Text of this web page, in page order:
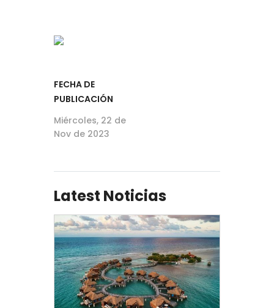
FECHA DE
PUBLICACIÓN
Miércoles, 22 de
Nov de 2023
Latest Noticias